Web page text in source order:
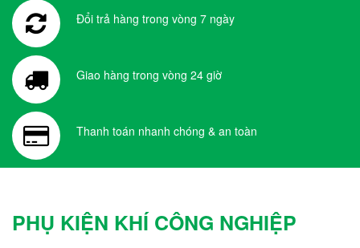
Đổi trả hàng trong vòng 7 ngày
Giao hàng trong vòng 24 giờ
Thanh toán nhanh chóng & an toàn
PHỤ KIỆN KHÍ CÔNG NGHIỆP